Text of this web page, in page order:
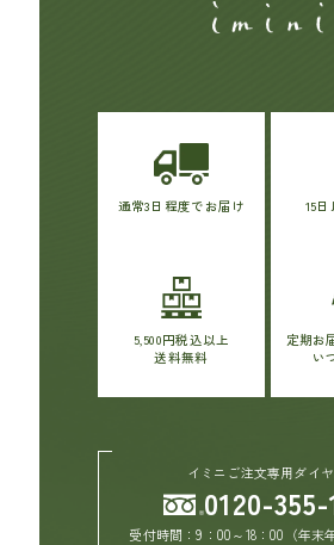
通常3日程度でお届け 15
5,500円税込以上
送料無料
定期お
い
イミニご注文専用ダイ
0120-355-
受付時間：9：00～18：00（年末